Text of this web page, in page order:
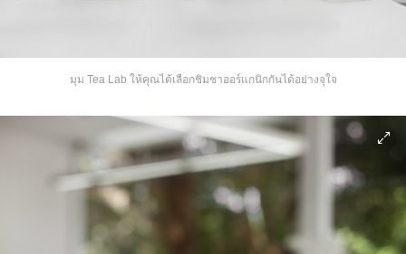
มุม Tea Lab ให้คุณได้เลือกชิมชาออร์แกนิกกันได้อย่างจุใจ